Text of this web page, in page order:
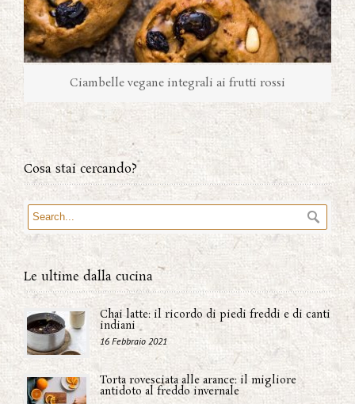
Ciambelle vegane integrali ai frutti rossi
Cosa stai cercando?
Le ultime dalla cucina
Chai latte: il ricordo di piedi freddi e di canti
indiani
16 Febbraio 2021
Torta rovesciata alle arance: il migliore
antidoto al freddo invernale